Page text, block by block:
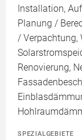
Installation,
Planung /
/ Verpachtung,
Renovierung,
SPEZIALGEBIETE